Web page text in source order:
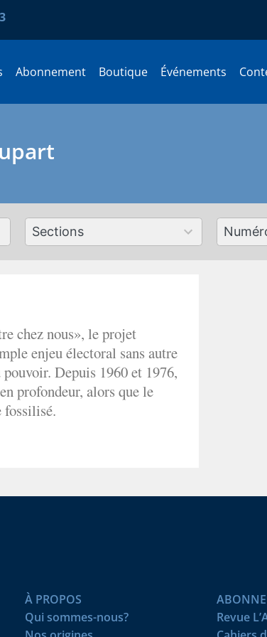
Abonnement Boutique Événements
12
results
179
results
chez nous», le projet
enjeu électoral sans autre
Depuis 1960 et 1976,
profondeur, alors que le
fossilisé.
À PROPOS
Qui sommes-nous?
Revue